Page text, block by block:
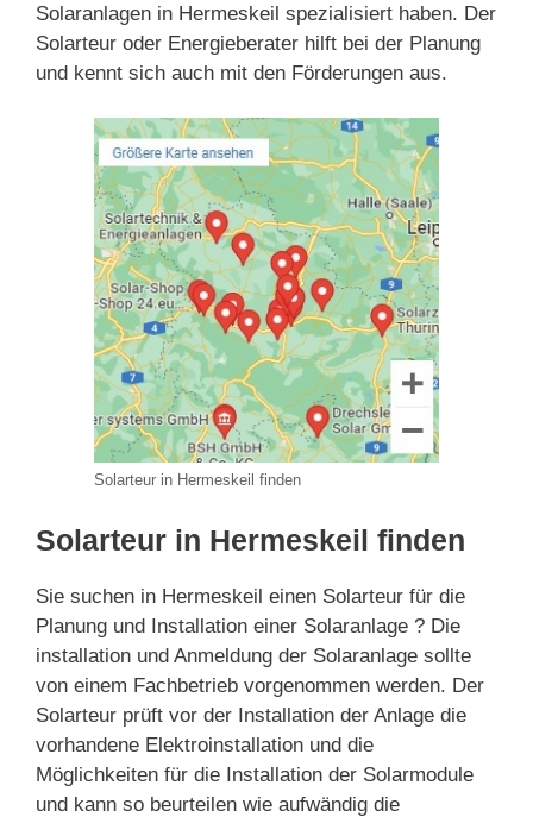
Solaranlagen in Hermeskeil spezialisiert haben. Der
Solarteur oder Energieberater hilft bei der Planung
und kennt sich auch mit den Förderungen aus.
Solarteur in Hermeskeil finden
Solarteur in Hermeskeil finden
Sie suchen in Hermeskeil einen Solarteur für die
Planung und Installation einer Solaranlage ? Die
installation und Anmeldung der Solaranlage sollte
von einem Fachbetrieb vorgenommen werden. Der
Solarteur prüft vor der Installation der Anlage die
vorhandene Elektroinstallation und die
Möglichkeiten für die Installation der Solarmodule
und kann so beurteilen wie aufwändig die